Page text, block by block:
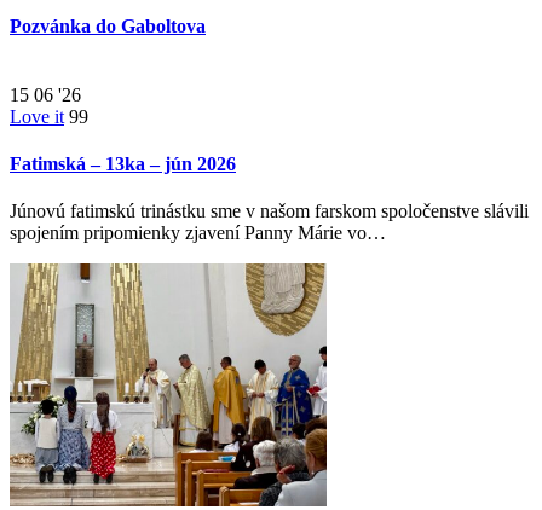
Pozvánka do Gaboltova
15 06 '26
Love it 99
Fatimská – 13ka – jún 2026
Júnovú fatimskú trinástku sme v našom farskom spoločenstve slávili
spojením pripomienky zjavení Panny Márie vo…